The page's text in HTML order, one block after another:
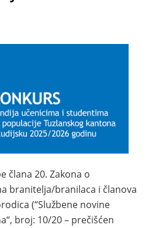
člana 20. Zakona o
branitelja/branilaca i članova
(“Službene novine
broj: 10/20 – prečišćen